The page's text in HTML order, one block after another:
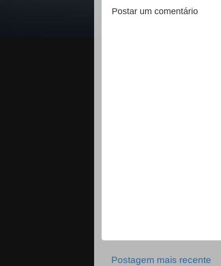
Postar um comentário
Postagem mais recente